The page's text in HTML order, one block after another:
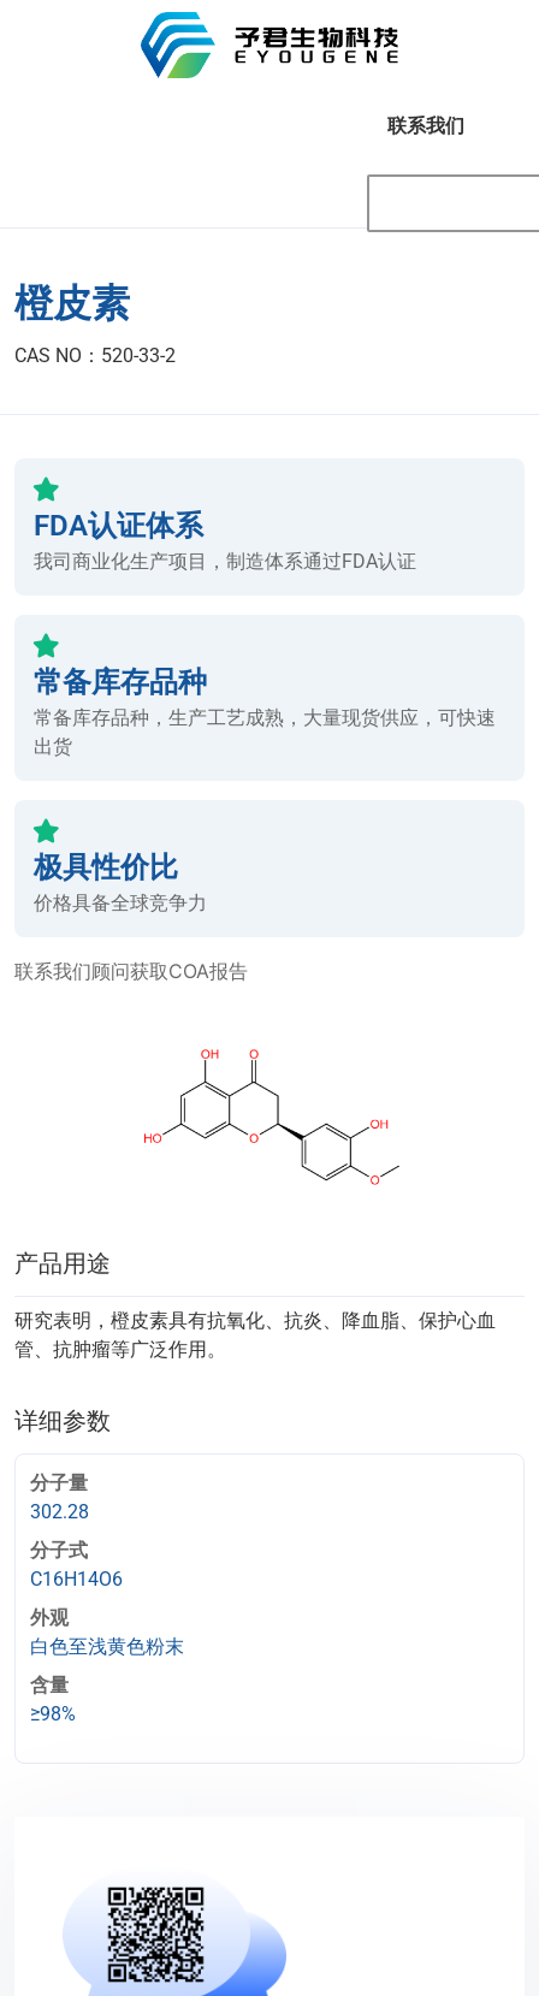
联系我们
橙皮素
CAS NO：520-33-2
FDA认证体系
我司商业化生产项目，制造体系通过FDA认证
常备库存品种
常备库存品种，生产工艺成熟，大量现货供应，可快速
出货
极具性价比
价格具备全球竞争力
联系我们顾问获取COA报告
产品用途
研究表明，橙皮素具有抗氧化、抗炎、降血脂、保护心血
管、抗肿瘤等广泛作用。
详细参数
分子量
302.28
分子式
C16H14O6
外观
白色至浅黄色粉末
含量
≥98%